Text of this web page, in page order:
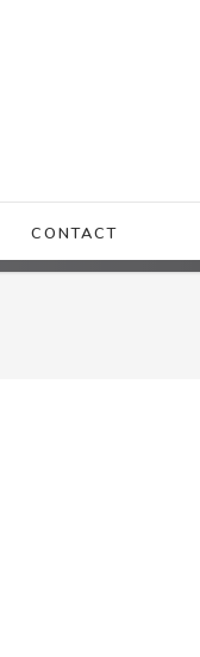
CONTACT